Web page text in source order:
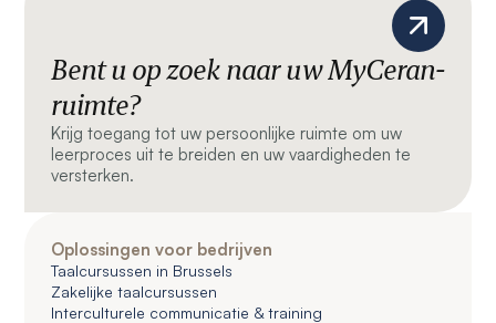
Bent u op zoek naar uw MyCeran-
ruimte?
Krijg toegang tot uw persoonlijke ruimte om uw
leerproces uit te breiden en uw vaardigheden te
versterken.
Oplossingen voor bedrijven
Taalcursussen in Brussels
Zakelijke taalcursussen
Interculturele communicatie & training